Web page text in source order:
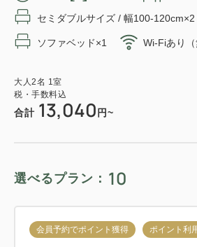
会員予約でポイント獲得 ポイント利
プラン《 ビュッフェ朝食
獲得ポイント 164~
セミダブルサイズ / 幅100-120cm×2
ソファベッド×1 Wi-Fiあり（
大人2名 1室
税・手数料込
合計 13,040 円~
選べるプラン： 10
会員予約でポイント獲得 ポイント利